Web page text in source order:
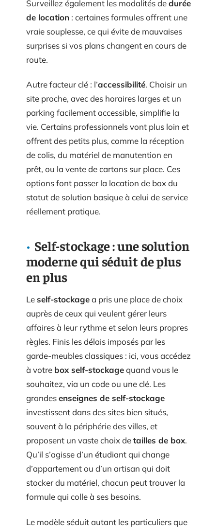
Surveillez également les modalités dedurée
de location : certaines formules offrent une
vraie souplesse, ce qui évite de mauvaises
surprises si vos plans changent en cours de
route.
Autre facteur clé : l’accessibilité. Choisir un
site proche, avec des horaires larges et un
parking facilement accessible, simplifie la
vie. Certains professionnels vont plus loin et
offrent des petits plus, comme la réception
de colis, du matériel de manutention en
prêt, ou la vente de cartons sur place. Ces
options font passer la location de box du
statut de solution basique à celui de service
réellement pratique.
Self-stockage : une solution
moderne qui séduit de plus
en plus
Leself-stockagea pris une place de choix
auprès de ceux qui veulent gérer leurs
affaires à leur rythme et selon leurs propres
règles. Finis les délais imposés par les
garde-meubles classiques : ici, vous accédez
à votre box self-stockagequand vous le
souhaitez, via un code ou une clé. Les
grandesenseignes de self-stockage
investissent dans des sites bien situés,
souvent à la périphérie des villes, et
proposent un vaste choix detailles de box.
Qu’il s’agisse d’un étudiant qui change
d’appartement ou d’un artisan qui doit
stocker du matériel, chacun peut trouver la
formule qui colle à ses besoins.
Le modèle séduit autant les particuliers que